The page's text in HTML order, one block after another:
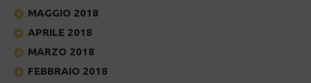
MAGGIO 2018
APRILE 2018
MARZO 2018
FEBBRAIO 2018